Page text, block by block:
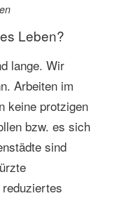
Leben?
lange. Wir
Arbeiten im
keine protzigen
bzw. es sich
sind